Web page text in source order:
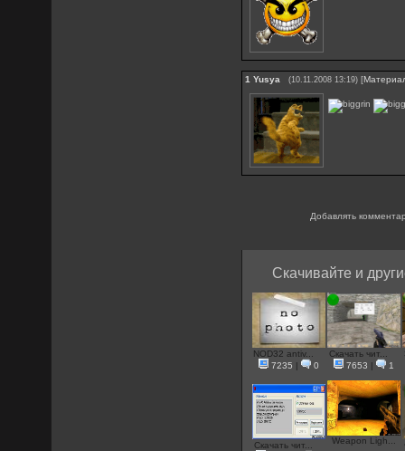
1 Yusya (10.11.2008 13:19) [
Добавлять
Скачивайте и
NOD32 antiv...
7235 | 0
Скачать чит...
7653 | 1
Скачать чит...
Weapon Ligh...